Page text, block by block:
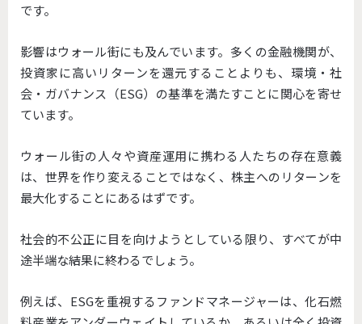
です。
影響はウォール街にも及んでいます。多くの金融機関が、
投資家に高いリターンを還元することよりも、環境・社
会・ガバナンス（ESG）の基準を満たすことに関心を寄せ
ています。
ウォール街の人々や資産運用に携わる人たちの存在意義
は、世界を作り変えることではなく、株主へのリターンを
最大化することにあるはずです。
社会的不公正に目を向けようとしている限り、すべてが中
途半端な結果に終わるでしょう。
例えば、ESGを重視するファンドマネージャーは、化石燃